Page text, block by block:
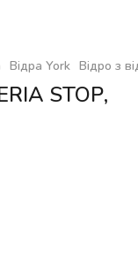
Відра York Відро з
STOP,